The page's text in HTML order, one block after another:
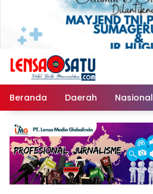
Beranda Daerah Nasional